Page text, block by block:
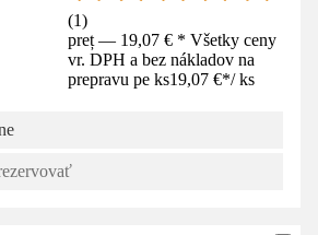
(1)
preț — 19,07 € * Všetky ceny
vr. DPH a bez nákladov na
prepravu pe ks19,07 €*/ ks